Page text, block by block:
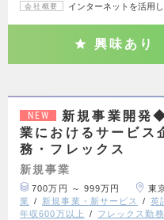
会社概要 インターネットを活用
興味あり
NEW
新規事業開発
業におけるサービ
務・フレックス
新規事業
700万円 ～ 999万円 東
業
新規事業・新サービス 英
年収600万以上
フレックス勤務